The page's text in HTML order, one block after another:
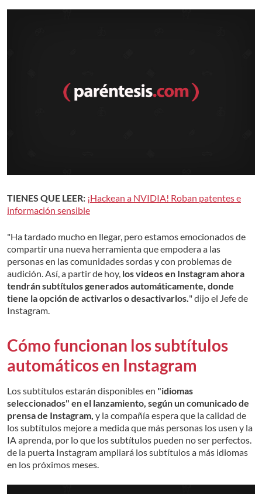
TIENES QUE LEER: ¡Hackean a NVIDIA! Roban patentes e
información sensible
"Ha tardado mucho en llegar, pero estamos emocionados de
compartir una nueva herramienta que empodera a las
personas en las comunidades sordas y con problemas de
audición. Así, a partir de hoy, los videos en Instagram ahora
tendrán subtítulos generados automáticamente, donde
tiene la opción de activarlos o desactivarlos. " dijo el Jefe de
Instagram.
Cómo funcionan los subtítulos
automáticos en Instagram
Los subtítulos estarán disponibles en "idiomas
seleccionados" en el lanzamiento, según un comunicado de
prensa de Instagram, y la compañía espera que la calidad de
los subtítulos mejore a medida que más personas los usen y la
IA aprenda, por lo que los subtítulos pueden no ser perfectos.
de la puerta Instagram ampliará los subtítulos a más idiomas
en los próximos meses.